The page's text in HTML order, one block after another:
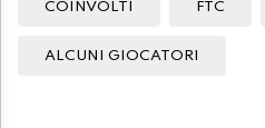
COINVOLTI FTC
ALCUNI GIOCATORI